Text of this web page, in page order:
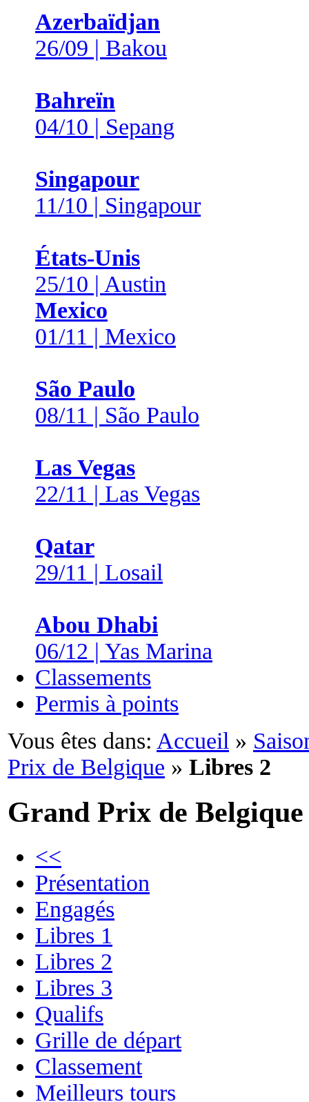
Azerbaïdjan
26/09 | Bakou
Bahreïn
04/10 | Sepang
Singapour
11/10 | Singapour
États-Unis
25/10 | Austin
Mexico
01/11 | Mexico
São Paulo
08/11 | São Paulo
Las Vegas
22/11 | Las Vegas
Qatar
29/11 | Losail
Abou Dhabi
06/12 | Yas Marina
Classements
Permis à points
Vous êtes dans: Accueil »
Prix de Belgique » Libres 2
Grand Prix de Belgique
<<
Présentation
Engagés
Libres 1
Libres 2
Libres 3
Qualifs
Grille de départ
Classement
Meilleurs tours